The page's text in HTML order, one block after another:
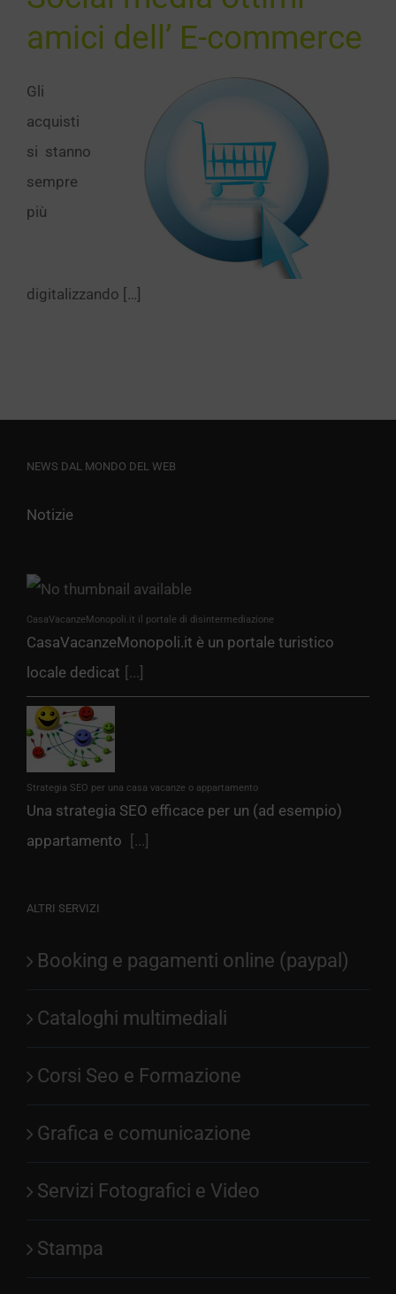
amici dell’ E-commerce
Gli
acquisti
si stanno
sempre
più
digitalizzando […]
NEWS DAL MONDO DEL WEB
Notizie
CasaVacanzeMonopoli.it il portale di disintermediazione
CasaVacanzeMonopoli.it è un portale turistico
locale dedicat [...]
Strategia SEO per una casa vacanze o appartamento
Una strategia SEO efficace per un (ad esempio)
appartamento
[...]
ALTRI SERVIZI
Booking e pagamenti online (paypal)
Cataloghi multimediali
Corsi Seo e Formazione
Grafica e comunicazione
Servizi Fotografici e Video
Stampa